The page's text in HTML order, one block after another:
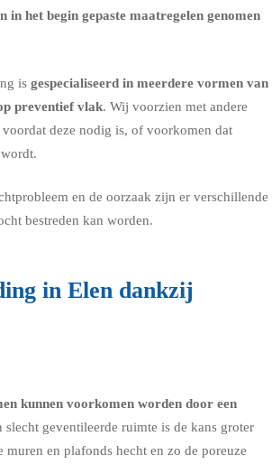
in het begin gepaste maatregelen genomen
is gespecialiseerd in meerdere vormen van
preventief vlak. Wij voorzien met andere
deze nodig is, of voorkomen dat
en de oorzaak zijn er verschillende
bestreden kan worden.
in Elen dankzij
kunnen voorkomen worden door een
slecht geventileerde ruimte is de kans groter
muren en plafonds hecht en zo de poreuze